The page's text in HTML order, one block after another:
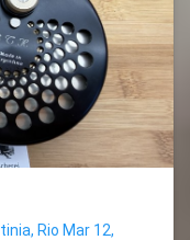
Rio Mar 12,